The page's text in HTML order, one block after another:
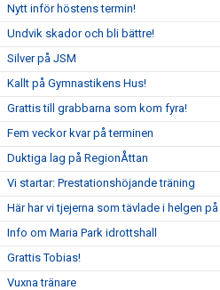
Nytt inför höstens termin!
Undvik skador och bli bättre!
Silver på JSM
Kallt på Gymnastikens Hus!
Grattis till grabbarna som kom fyra!
Fem veckor kvar på terminen
Duktiga lag på RegionÅttan
Vi startar: Prestationshöjande träning
Här har vi tjejerna som tävlade i helgen
Info om Maria Park idrottshall
Grattis Tobias!
Vuxna tränare